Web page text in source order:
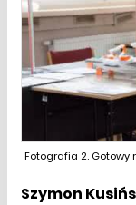
Fotografia 2. Gotowy
Szymon